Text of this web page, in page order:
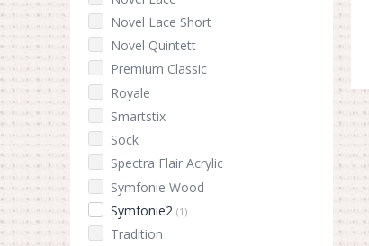
Novel Lace Short
Novel Quintett
Premium Classic
Royale
Smartstix
Sock
Spectra Flair Acrylic
Symfonie Wood
Symfonie2 (1)
Tradition